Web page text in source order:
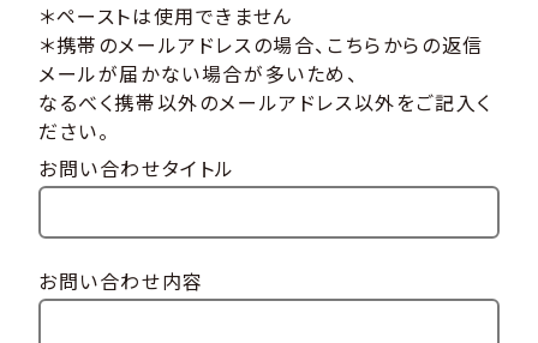
＊ペーストは使用できません
＊携帯のメールアドレスの場合、こちらからの返信
メールが届かない場合が多いため、
なるべく携帯以外のメールアドレス以外をご記入く
ださい。
お問い合わせタイトル
お問い合わせ内容